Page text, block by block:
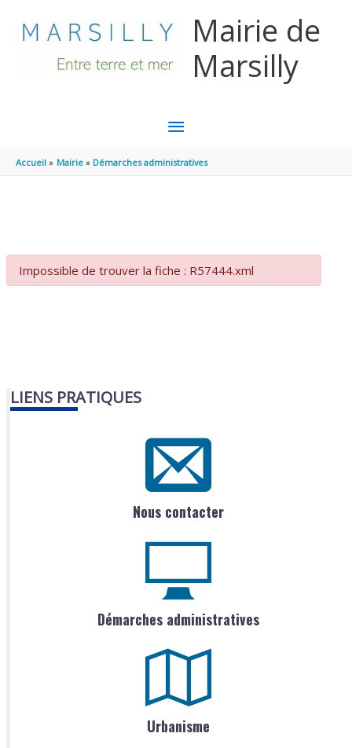
Mairie de
Marsilly
MENU
PRINCIPAL
Accueil Mairie Démarches administratives
Impossible de trouver la fiche : R57444.xml
LIENS PRATIQUES
Nous contacter
Démarches administratives
Urbanisme